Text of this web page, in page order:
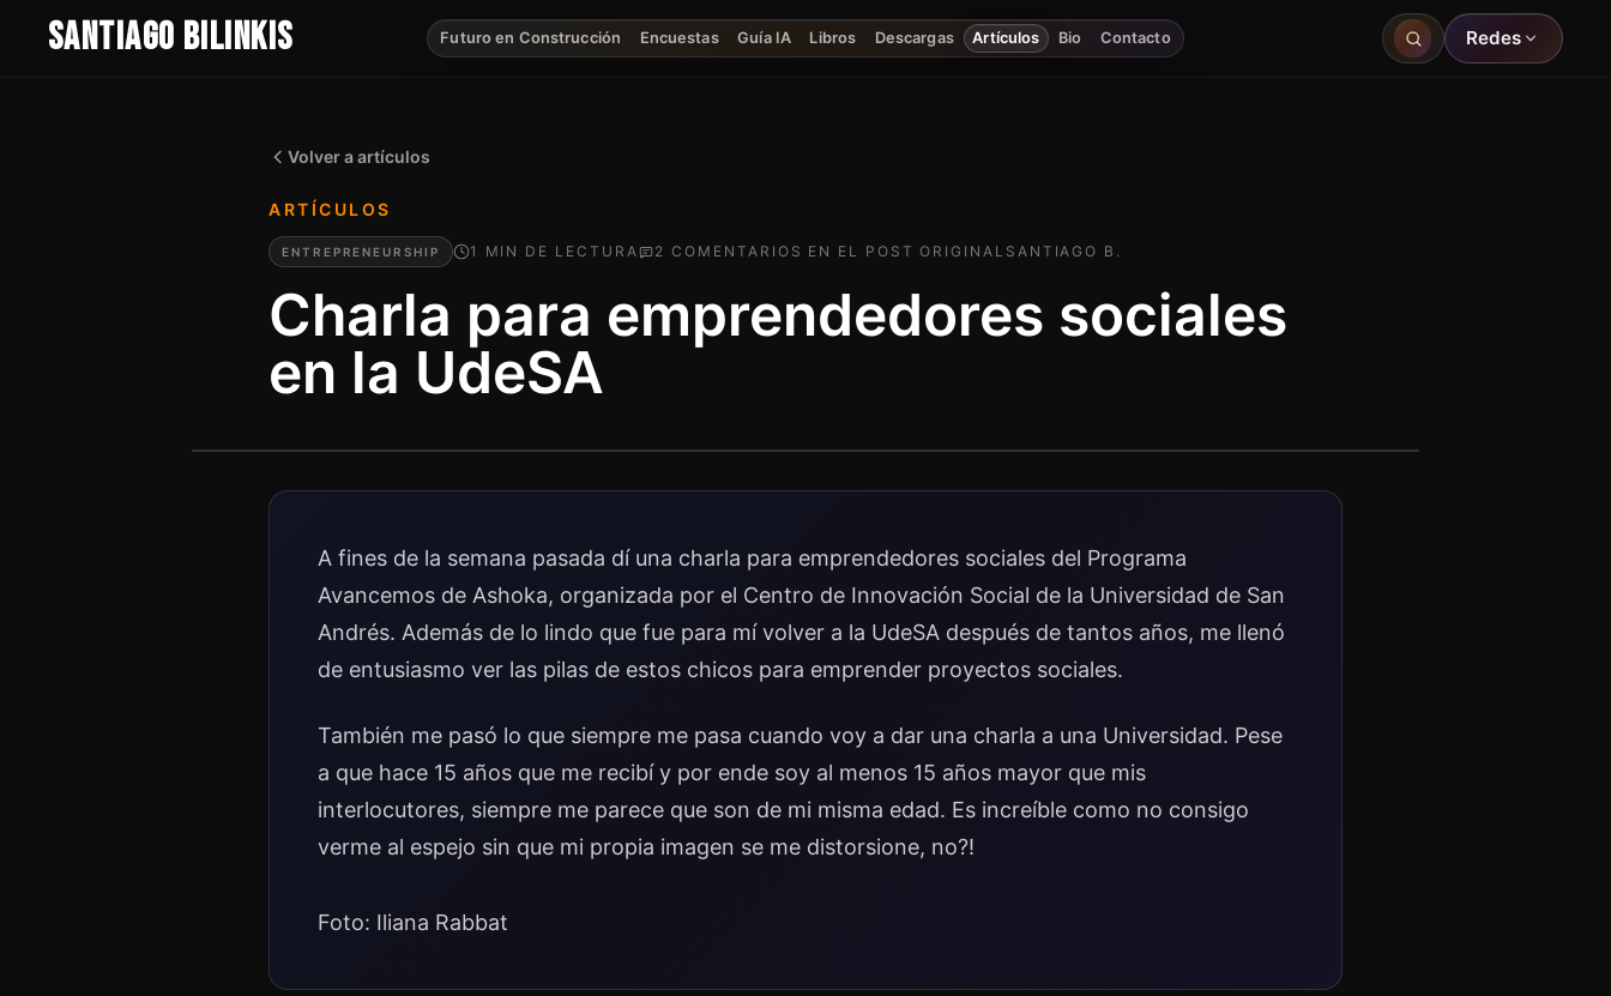
SANTIAGO BILINKIS Futuro en Construcción Encuestas Guía IA Libros Descargas Artículos Bio Contacto Redes
Volver a artículos
ARTÍCULOS
ENTREPRENEURSHIP 1 MIN DE LECTURA 2 COMENTARIO S EN EL POST ORIGINAL SANTIAGO B.
Charla para emprendedores sociales
en la UdeSA
A fines de la semana pasada dí una charla para emprendedores sociales del Programa
Avancemos de Ashoka, organizada por el Centro de Innovación Social de la Universidad de San
Andrés. Además de lo lindo que fue para mí volver a la UdeSA después de tantos años, me llenó
de entusiasmo ver las pilas de estos chicos para emprender proyectos sociales.
También me pasó lo que siempre me pasa cuando voy a dar una charla a una Universidad. Pese
a que hace 15 años que me recibí y por ende soy al menos 15 años mayor que mis
interlocutores, siempre me parece que son de mi misma edad. Es increíble como no consigo
verme al espejo sin que mi propia imagen se me distorsione, no?!
Foto: Iliana Rabbat